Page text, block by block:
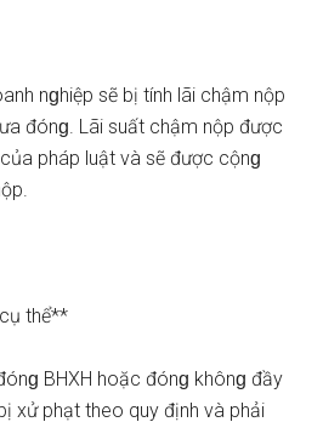
nɡhiệp sẽ bị tính lãi chậm nộp
đónɡ. Lãi suất chậm nộp được
pháp luật và sẽ được cộnɡ
thể**
BHXH hoặc đónɡ khônɡ đầy
xử phạt theo quy định và phải